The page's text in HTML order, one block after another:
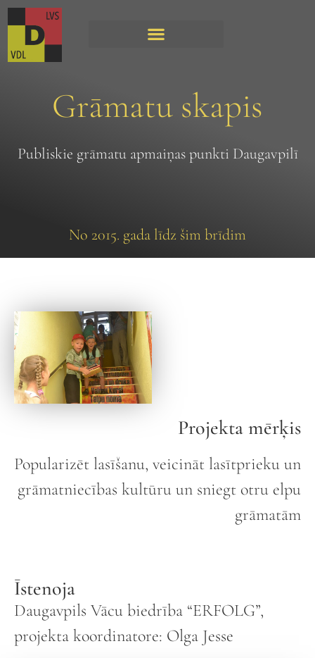
Grāmatu skapis
Publiskie grāmatu apmaiņas punkti Daugavpilī
No 2015. gada līdz šim brīdim
Projekta mērķis
Popularizēt lasīšanu, veicināt lasītprieku un
grāmatniecības kultūru un sniegt otru elpu
grāmatām
Īstenoja
Daugavpils Vācu biedrība “ERFOLG”,
projekta koordinatore: Olga Jesse